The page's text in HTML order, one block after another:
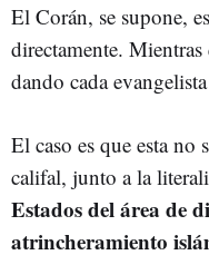
El Corán, se supone,
directamente.
dando cada
El caso es que esta
califal, junto a la
Estados del área de
atrincheramiento